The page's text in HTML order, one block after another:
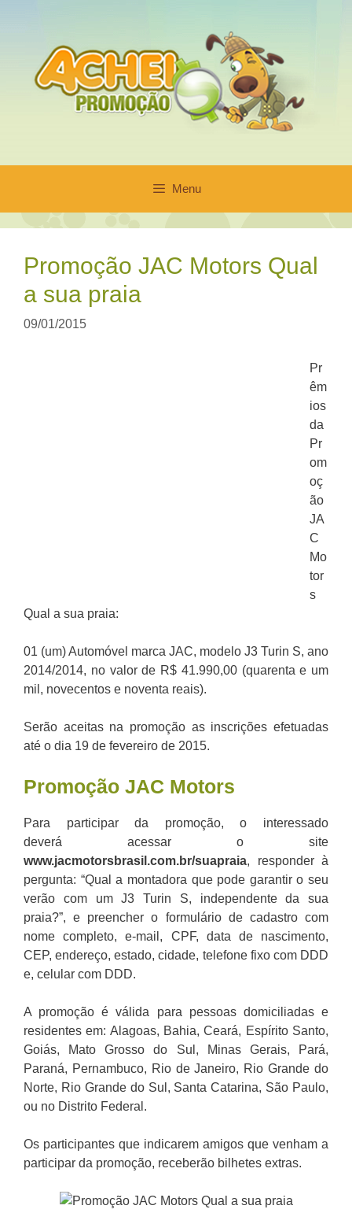
conteúdo
Menu
Promoção JAC Motors Qual
a sua praia
09/01/2015
Pr
êm
ios
da
Pr
om
oç
ão
JA
C
Mo
tor
s
Qual a sua praia:
01 (um) Automóvel marca JAC, modelo J3 Turin S, ano
2014/2014, no valor de R$ 41.990,00 (quarenta e um
mil, novecentos e noventa reais).
Serão aceitas na promoção as inscrições efetuadas
até o dia 19 de fevereiro de 2015.
Promoção JAC Motors
Para participar da promoção, o interessado
deverá acessar o site
www.jacmotorsbrasil.com.br/suapraia, responder à
pergunta: “Qual a montadora que pode garantir o seu
verão com um J3 Turin S, independente da sua
praia?”, e preencher o formulário de cadastro com
nome completo, e-mail, CPF, data de nascimento,
CEP, endereço, estado, cidade, telefone fixo com DDD
e, celular com DDD.
A promoção é válida para pessoas domiciliadas e
residentes em: Alagoas, Bahia, Ceará, Espírito Santo,
Goiás, Mato Grosso do Sul, Minas Gerais, Pará,
Paraná, Pernambuco, Rio de Janeiro, Rio Grande do
Norte, Rio Grande do Sul, Santa Catarina, São Paulo,
ou no Distrito Federal.
Os participantes que indicarem amigos que venham a
participar da promoção, receberão bilhetes extras.